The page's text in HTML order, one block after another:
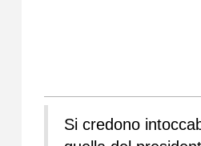
Si credono